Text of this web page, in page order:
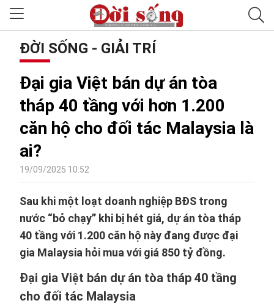
ĐỜI SỐNG - GIẢI TRÍ
Đại gia Việt bán dự án tòa
tháp 40 tầng với hơn 1.200
căn hộ cho đối tác Malaysia là
ai?
19/09/2025 10:52
Sau khi một loạt doanh nghiệp BĐS trong
nước “bỏ chạy” khi bị hét giá, dự án tòa tháp
40 tầng với 1.200 căn hộ này đang được đại
gia Malaysia hỏi mua với giá 850 tỷ đồng.
Đại gia Việt bán dự án tòa tháp 40 tầng
cho đối tác Malaysia